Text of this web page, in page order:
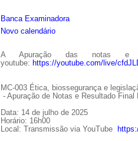
Banca Examinadora
Novo calendário
A Apuração das notas e
youtube: https://youtube.com/live/
MC-003 Ética, biossegurança e
- Apuração de Notas e Resultado
Data: 14 de julho de 2025
Horário: 16h00
Local: Transmissão via YouTube